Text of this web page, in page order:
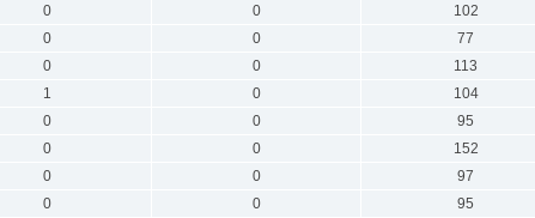
0 0 102
0 0 77
0 0 113
1 0 104
0 0 95
0 0 152
0 0 97
0 0 95